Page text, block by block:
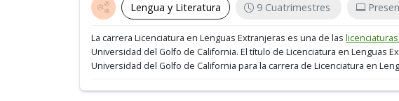
Lengua y Literatura 9 Cuatrimestres
La carrera Licenciatura en Lenguas Extranjeras es una de las
Universidad del Golfo de California. El título de Licenciatura en Lenguas
Universidad del Golfo de California para la carrera de Licenciatura en